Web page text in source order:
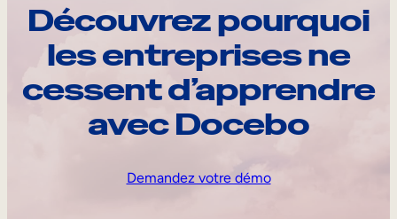
Découvrez pourquoi
les entreprises ne
cessent d’apprendre
avec Docebo
Demandez votre démo